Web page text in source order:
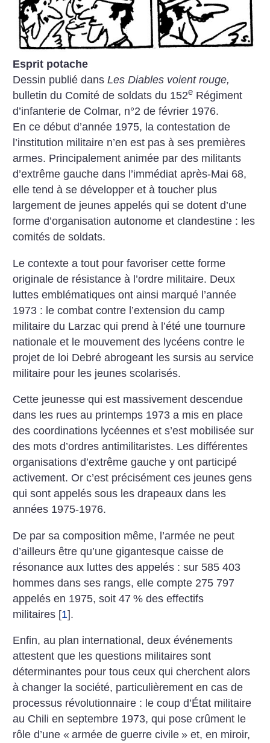
Esprit potache
Dessin publié dansLes Diables voient rouge,
bulletin du Comité de soldats du 152e Régiment
d’infanterie de Colmar, n°2 de février 1976.
En ce début d’année 1975, la contestation de
l’institution militaire n’en est pas à ses premières
armes. Principalement animée par des militants
d’extrême gauche dans l’immédiat après-Mai 68,
elle tend à se développer et à toucher plus
largement de jeunes appelés qui se dotent ­d’une
forme d’organisation autonome et clandestine : les
comités de soldats.
Le contexte a tout pour favoriser cette forme
originale de résistance à l’ordre militaire. Deux
luttes emblématiques ont ainsi marqué l’année
1973 : le combat contre l’extension du camp
militaire du Larzac qui prend à l’été une tournure
nationale et le mouvement des lycéens contre le
projet de loi Debré abrogeant les sursis au service
militaire pour les jeunes scolarisés.
Cette jeunesse qui est massivement descendue
dans les rues au printemps 1973 a mis en place
des coordinations lycéennes et s’est mobilisée sur
des mots d’ordres antimilitaristes. Les différentes
organisations d’extrême gauche y ont participé
activement. Or c’est précisément ces jeunes gens
qui sont appelés sous les drapeaux dans les
années 1975-1976.
De par sa composition même, l’armée ne peut
d’ailleurs être qu’une gigantesque caisse de
résonance aux luttes des appelés : sur 585 403
hommes dans ses rangs, elle compte 275 797
appelés en 1975, soit 47 % des effectifs
militaires [1].
Enfin, au plan international, deux événements
attestent que les questions militaires sont
déterminantes pour tous ceux qui cherchent alors
à changer la société, particulièrement en cas de
processus révolutionnaire : le coup d’État militaire
au Chili en septembre 1973, qui pose crûment le
rôle d’une « armée de guerre civile » et, en miroir,